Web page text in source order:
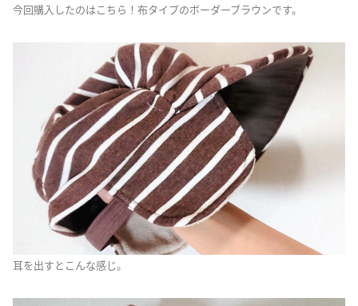
今回購入したのはこちら！布タイプのボーダーブラウンです。
耳を出すとこんな感じ。